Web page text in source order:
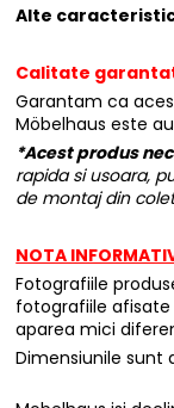
Alte
Calitate
Garantam ca
Möbelhaus este
*Acest produs
rapida si usoara,
de montaj din
NOTA
Fotografiile
fotografiile afisate
aparea mici
Dimensiunile